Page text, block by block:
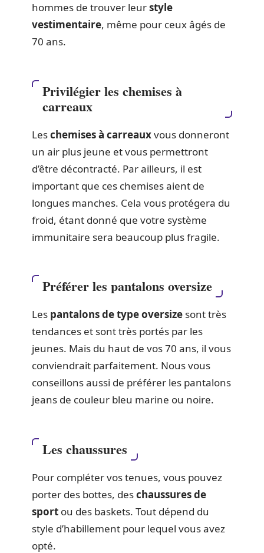
hommes de trouver leurstyle
vestimentaire, même pour ceux âgés de
70 ans.
Privilégier les chemises à
carreaux
Leschemises à carreauxvous donneront
un air plus jeune et vous permettront
d’être décontracté. Par ailleurs, il est
important que ces chemises aient de
longues manches. Cela vous protégera du
froid, étant donné que votre système
immunitaire sera beaucoup plus fragile.
Préférer les pantalons oversize
Les pantalons de type oversize sont très
tendances et sont très portés par les
jeunes. Mais du haut de vos 70 ans, il vous
conviendrait parfaitement. Nous vous
conseillons aussi de préférer les pantalons
jeans de couleur bleu marine ou noire.
Les chaussures
Pour compléter vos tenues, vous pouvez
porter des bottes, deschaussures de
sport ou des baskets. Tout dépend du
style d’habillement pour lequel vous avez
opté.